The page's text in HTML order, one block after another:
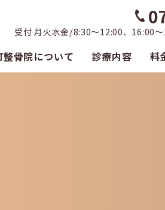
受付 月火水金/8:30～12:00、16:00
整骨院について 診療内容 料